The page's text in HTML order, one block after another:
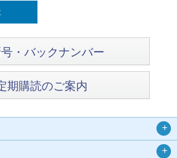
・バックナンバー
期購読のご案内